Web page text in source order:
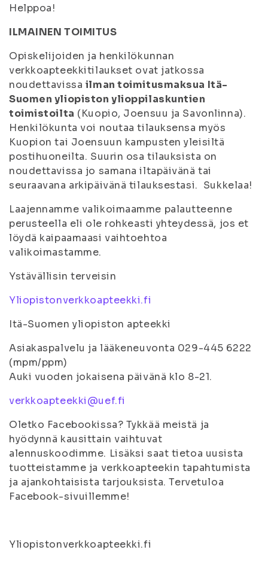
Helppoa!
ILMAINEN TOIMITUS
Opiskelijoiden ja henkilökunnan
verkkoapteekkitilaukset ovat jatkossa
noudettavissa ilman toimitusmaksua Itä-
Suomen yliopiston ylioppilaskuntien
toimistoilta (Kuopio, Joensuu ja Savonlinna).
Henkilökunta voi noutaa tilauksensa myös
Kuopion tai Joensuun kampusten yleisiltä
postihuoneilta. Suurin osa tilauksista on
noudettavissa jo samana iltapäivänä tai
seuraavana arkipäivänä tilauksestasi. Sukkelaa!
Laajennamme valikoimaamme palautteenne
perusteella eli ole rohkeasti yhteydessä, jos et
löydä kaipaamaasi vaihtoehtoa
valikoimastamme.
Ystävällisin terveisin
Yliopistonverkkoapteekki.fi
Itä-Suomen yliopiston apteekki
Asiakaspalvelu ja lääkeneuvonta 029-445 6222
(mpm/ppm)
Auki vuoden jokaisena päivänä klo 8-21.
verkkoapteekki@uef.fi
Oletko Facebookissa? Tykkää meistä ja
hyödynnä kausittain vaihtuvat
alennuskoodimme. Lisäksi saat tietoa uusista
tuotteistamme ja verkkoapteekin tapahtumista
ja ajankohtaisista tarjouksista. Tervetuloa
Facebook-sivuillemme!
Yliopistonverkkoapteekki.fi